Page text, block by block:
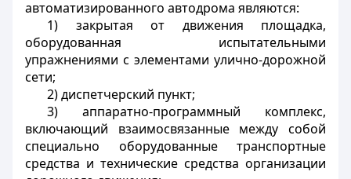
автоматизированного автодрома являются:
1) закрытая от движения площадка,
оборудованная испытательными
упражнениями с элементами улично-дорожной
сети;
2) диспетчерский пункт;
3) аппаратно-программный комплекс,
включающий взаимосвязанные между собой
специально оборудованные транспортные
средства и технические средства организации